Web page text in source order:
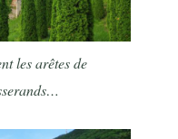
les arêtes de